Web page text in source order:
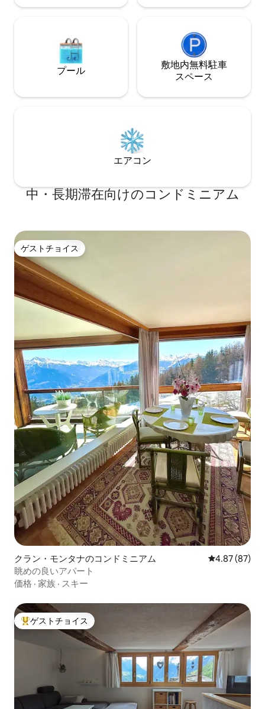
プール
敷地内無料駐⁠車
ス⁠ペ⁠ー⁠ス
エアコン
中・長期滞在向けのコンドミニアム
ゲストチョイス
ゲストチョイス
クラン・モンタナのコンドミニアム レビュー87
4.87 (87)
眺めの良いアパート
価格 · 家族 · スキー
大好評のゲストチョイスです。
ゲストチョイス